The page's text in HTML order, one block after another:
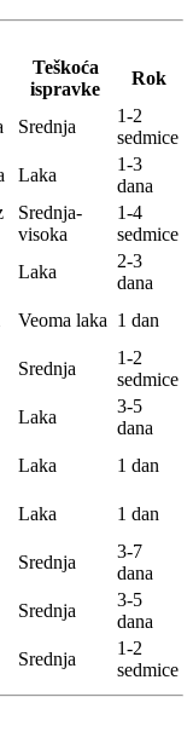
Teškoća
ispravke
Rok
Srednja
1-2
sedmice
Laka
1-3
dana
Srednja-
visoka
1-4
sedmice
Laka
2-3
dana
Veoma laka 1 dan
Srednja
1-2
sedmice
Laka
3-5
dana
Laka 1 dan
Laka
1 dan
Srednja
3-7
dana
Srednja
3-5
dana
Srednja
1-2
sedmice